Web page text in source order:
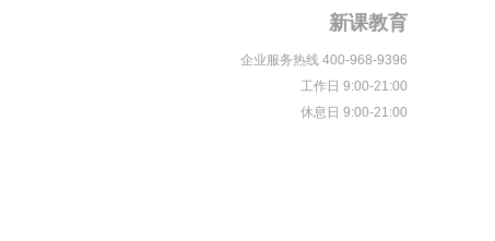
新课教育
企业服务热线 400-968-9396
工作日 9:00-21:00
休息日 9:00-21:00